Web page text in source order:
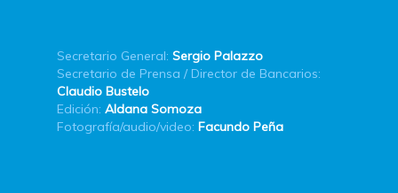
Secretario General: Sergio Palazzo
Secretario de Prensa / Director de Bancarios:
Claudio Bustelo
Edición: Aldana Somoza
Fotografía/audio/video: Facundo Peña